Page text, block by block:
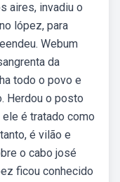
aires, invadiu o
lópez, para
Webum
da
todo o povo e
Herdou o posto
é tratado como
é vilão e
o cabo josé
ficou conhecido